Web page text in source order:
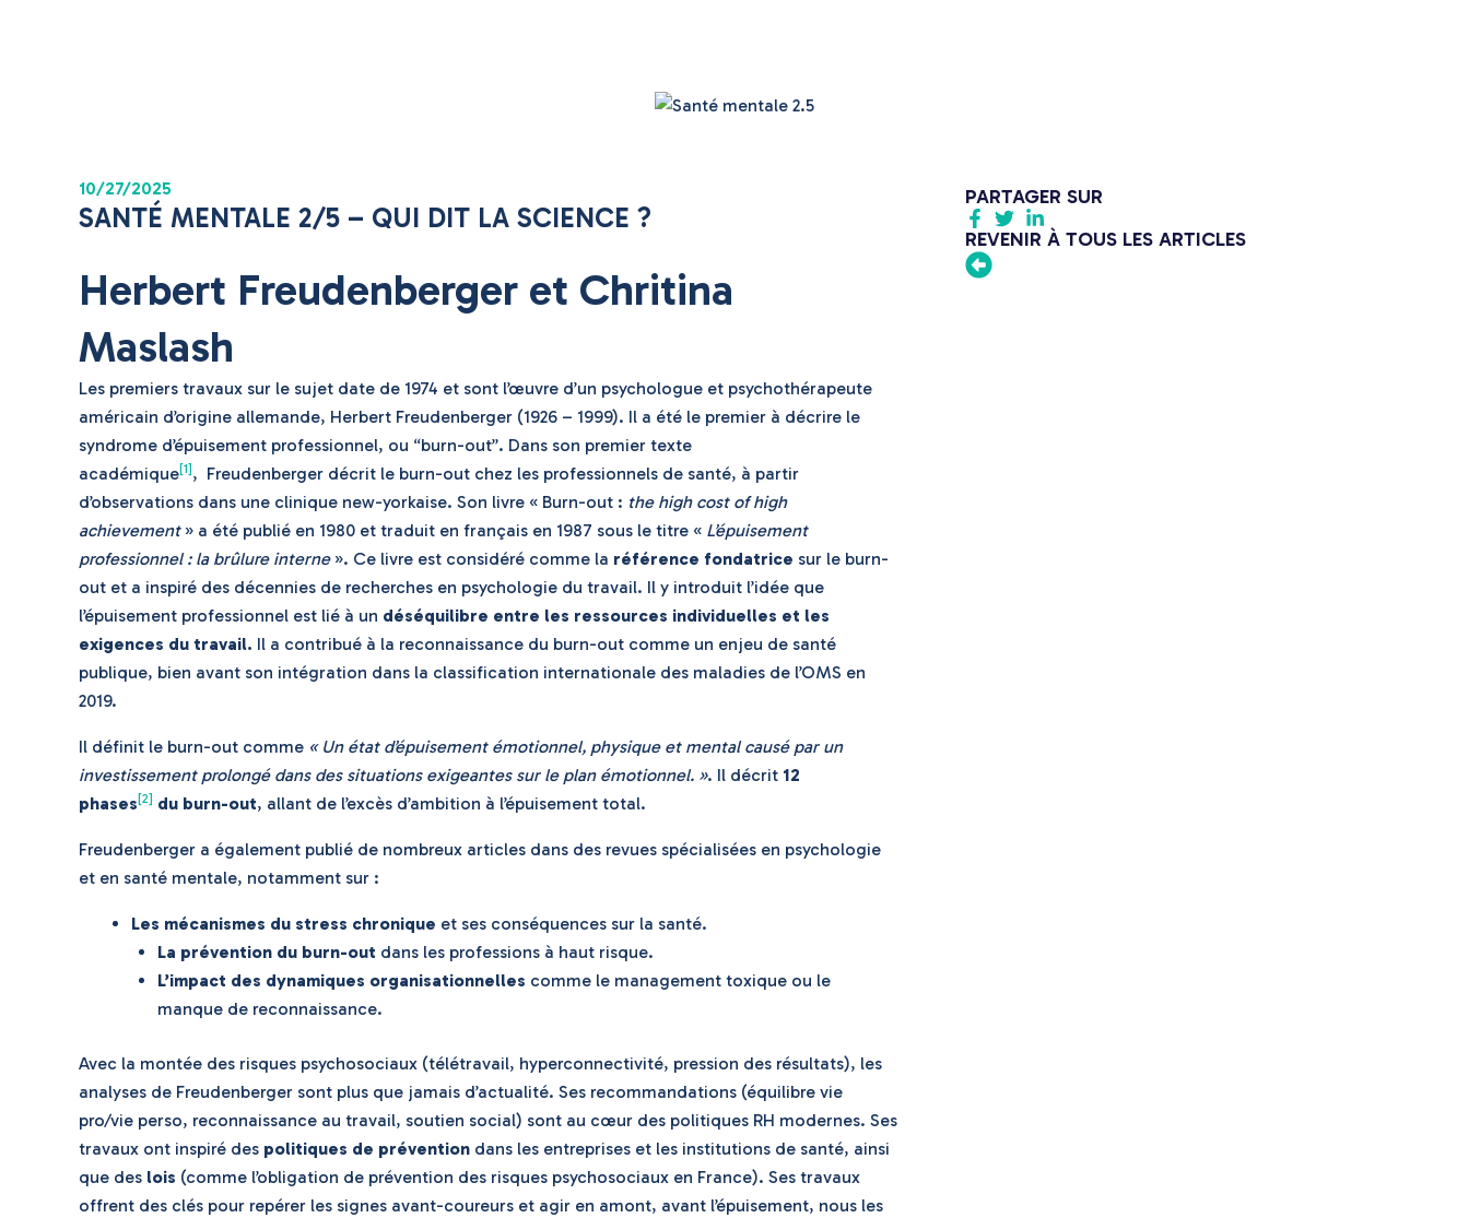
10/27/2025
SANTÉ MENTALE 2/5 – QUI DIT LA SCIENCE ?
Herbert Freudenberger et Chritina
Maslash
Les premiers travaux sur le sujet date de 1974 et sont l’œuvre d’un psychologue et psychothérapeute
américain d’origine allemande, Herbert Freudenberger (1926 – 1999). Il a été le premier à décrire le
syndrome d’épuisement professionnel, ou “burn-out”. Dans son premier texte
académique[1] , Freudenberger décrit le burn-out chez les professionnels de santé, à partir
d’observations dans une clinique new-yorkaise. Son livre « Burn-out : the high cost of high
achievement» a été publié en 1980 et traduit en français en 1987 sous le titre « L’épuisement
professionnel : la brûlure interne». Ce livre est considéré comme la référence fondatrice sur le burn-
out et a inspiré des décennies de recherches en psychologie du travail. Il y introduit l’idée que
l’épuisement professionnel est lié à un déséquilibre entre les ressources individuelles et les
exigences du travail. Il a contribué à la reconnaissance du burn-out comme un enjeu de santé
publique, bien avant son intégration dans la classification internationale des maladies de l’OMS en
2019.
Il définit le burn-out comme « Un état d’épuisement émotionnel, physique et mental causé par un
investissement prolongé dans des situations exigeantes sur le plan émotionnel. ». Il décrit 12
phases [2] du burn-out, allant de l’excès d’ambition à l’épuisement total.
Freudenberger a également publié de nombreux articles dans des revues spécialisées en psychologie
et en santé mentale, notamment sur :
Les mécanismes du stress chronique et ses conséquences sur la santé.
La prévention du burn-out dans les professions à haut risque.
L’impact des dynamiques organisationnelles comme le management toxique ou le
manque de reconnaissance.
Avec la montée des risques psychosociaux (télétravail, hyperconnectivité, pression des résultats), les
analyses de Freudenberger sont plus que jamais d’actualité. Ses recommandations (équilibre vie
pro/vie perso, reconnaissance au travail, soutien social) sont au cœur des politiques RH modernes. Ses
travaux ont inspiré des politiques de prévention dans les entreprises et les institutions de santé, ainsi
que des lois (comme l’obligation de prévention des risques psychosociaux en France). Ses travaux
offrent des clés pour repérer les signes avant-coureurs et agir en amont, avant l’épuisement, nous les
PARTAGER SUR
REVENIR À TOUS LES ARTICLES